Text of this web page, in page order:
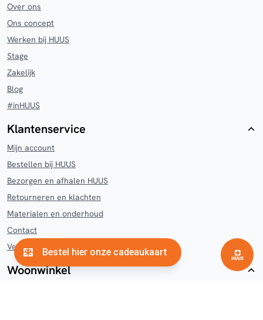
Over ons
Ons concept
Werken bij HUUS
Stage
Zakelijk
Blog
#inHUUS
Klantenservice
Mijn account
Bestellen bij HUUS
Bezorgen en afhalen HUUS
Retourneren en klachten
Materialen en onderhoud
Contact
Veelgestelde vragen
Woonwinkel